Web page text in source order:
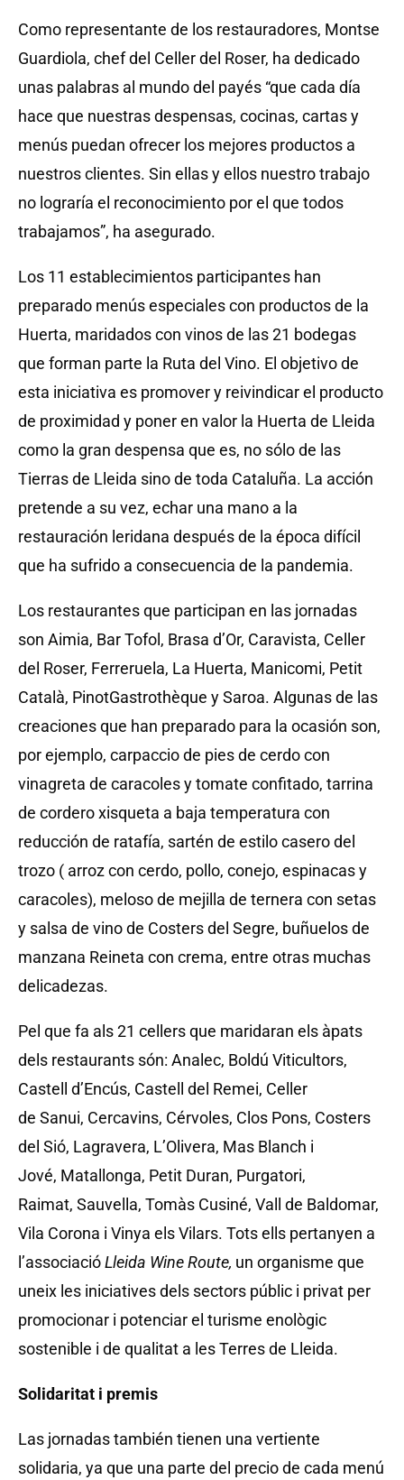
Como representante de los restauradores, Montse
Guardiola, chef del Celler del Roser, ha dedicado
unas palabras al mundo del payés “que cada día
hace que nuestras despensas, cocinas, cartas y
menús puedan ofrecer los mejores productos a
nuestros clientes. Sin ellas y ellos nuestro trabajo
no lograría el reconocimiento por el que todos
trabajamos”, ha asegurado.
Los 11 establecimientos participantes han
preparado menús especiales con productos de la
Huerta, maridados con vinos de las 21 bodegas
que forman parte la Ruta del Vino. El objetivo de
esta iniciativa es promover y reivindicar el producto
de proximidad y poner en valor la Huerta de Lleida
como la gran despensa que es, no sólo de las
Tierras de Lleida sino de toda Cataluña. La acción
pretende a su vez, echar una mano a la
restauración leridana después de la época difícil
que ha sufrido a consecuencia de la pandemia.
Los restaurantes que participan en las jornadas
son Aimia, Bar Tofol, Brasa d’Or, Caravista, Celler
del Roser, Ferreruela, La Huerta, Manicomi, Petit
Català, PinotGastrothèque y Saroa. Algunas de las
creaciones que han preparado para la ocasión son,
por ejemplo, carpaccio de pies de cerdo con
vinagreta de caracoles y tomate confitado, tarrina
de cordero xisqueta a baja temperatura con
reducción de ratafía, sartén de estilo casero del
trozo ( arroz con cerdo, pollo, conejo, espinacas y
caracoles), meloso de mejilla de ternera con setas
y salsa de vino de Costers del Segre, buñuelos de
manzana Reineta con crema, entre otras muchas
delicadezas.
Pel que fa als 21 cellers que maridaran els àpats
dels restaurants són: Analec, Boldú Viticultors,
Castell d’Encús, Castell del Remei, Celler
de Sanui, Cercavins, Cérvoles, Clos Pons, Costers
del Sió, Lagravera, L’Olivera, Mas Blanch i
Jové, Matallonga, Petit Duran, Purgatori,
Raimat, Sauvella, Tomàs Cusiné, Vall de Baldomar,
Vila Corona i Vinya els Vilars. Tots ells pertanyen a
l’associacióLleida WineRoute, un organisme que
uneix les iniciatives dels sectors públic i privat per
promocionar i potenciar el turisme enològic
sostenible i de qualitat a les Terres de Lleida.
Solidaritat i premis
Las jornadas también tienen una vertiente
solidaria, ya que una parte del precio de cada menú